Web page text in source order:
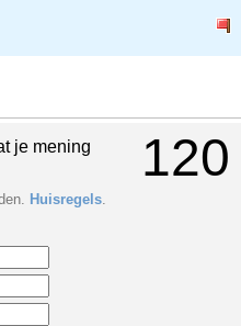
120
je mening
Huisregels